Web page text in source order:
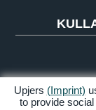
Upjers (Imprint)
to provide